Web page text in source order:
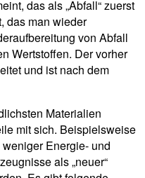
das als „Abfall“ zuerst
das man wieder
von Abfall
Wertstoffen. Der vorher
und ist nach dem
Materialien
mit sich. Beispielsweise
Energie- und
als „neuer“